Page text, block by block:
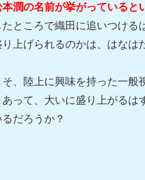
潤の名前が挙がっていると
ところで織田に追いつける
り上げられるのかは、はな
、陸上に興味を持った一般
って、大いに盛り上がるは
だろうか？